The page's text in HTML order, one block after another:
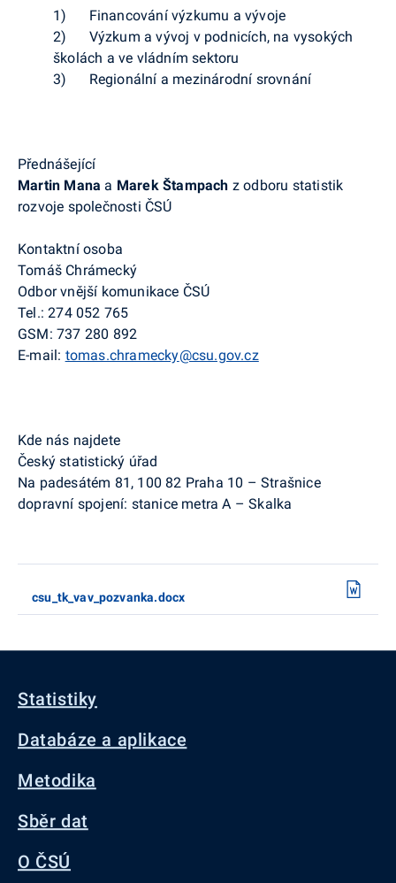
1)
Financování výzkumu a vývoje
2)
Výzkum a vývoj v podnicích, na vysokých
školách a ve vládním sektoru
3)
Regionální a mezinárodní srovnání
Přednášející
Martin Mana a Marek Štampach z odboru statistik
rozvoje společnosti ČSÚ
Kontaktní osoba
Tomáš Chrámecký
Odbor vnější komunikace ČSÚ
Tel.: 274 052 765
GSM: 737 280 892
E-mail: tomas.chramecky@csu.gov.cz
Kde nás najdete
Český statistický úřad
Na padesátém 81, 100 82 Praha 10 – Strašnice
dopravní spojení: stanice metra A – Skalka
csu_tk_vav_pozvanka.docx
Statistiky
Databáze a aplikace
Metodika
Sběr dat
O ČSÚ